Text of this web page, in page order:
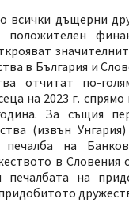
всички дъщерни
положителен
в България и
отчитат по-
на 2023 г. спрямо
За същия
(извън
на
в Словения
печалбата на